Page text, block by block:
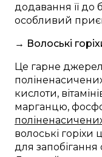
додавання її до
особливий
→ Волоські
Це гарне
кислоти,
марганцю,
волоські
для